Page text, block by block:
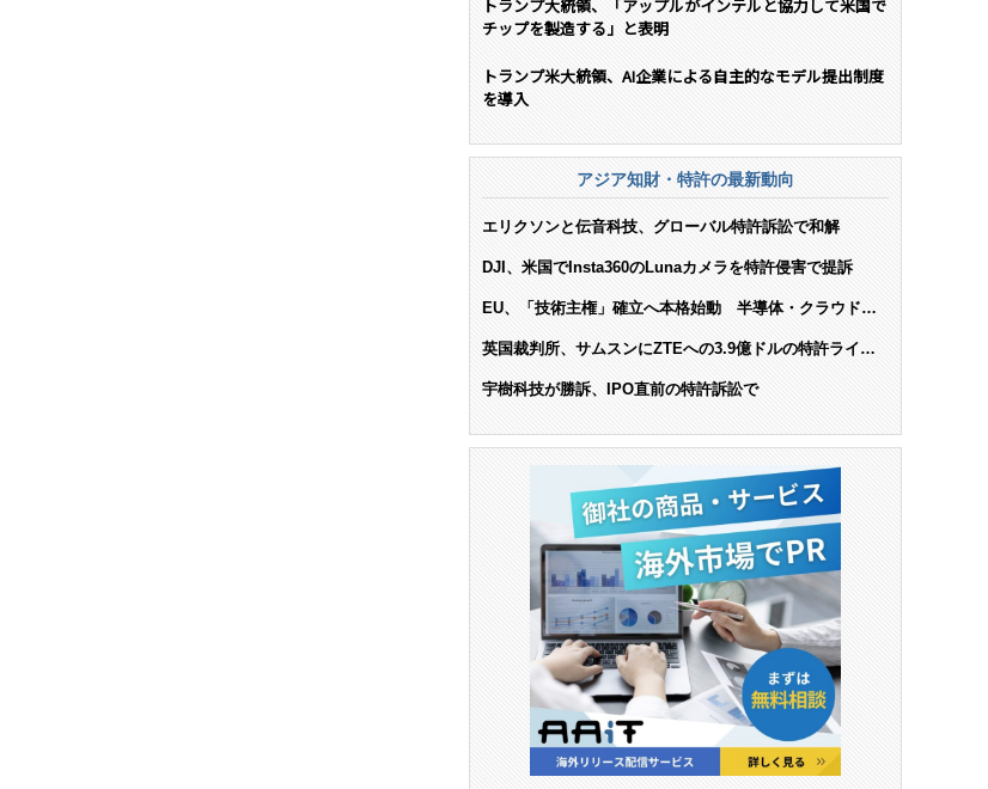
トランプ大統領、「アップルがインテルと協力して米国で
チップを製造する」と表明
トランプ米大統領、AI企業による自主的なモデル提出制度
を導入
アジア知財・特許の最新動向
エリクソンと伝音科技、グローバル特許訴訟で和解
DJI、米国でInsta360のLunaカメラを特許侵害で提訴
EU、「技術主権」確立へ本格始動 半導体・クラウド・
英国裁判所、サムスンにZTEへの3.9億ドルの特許ライセ
宇樹科技が勝訴、IPO直前の特許訴訟で